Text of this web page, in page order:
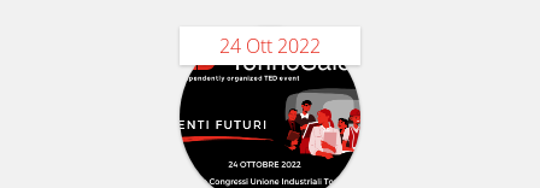
24 Ott 2022